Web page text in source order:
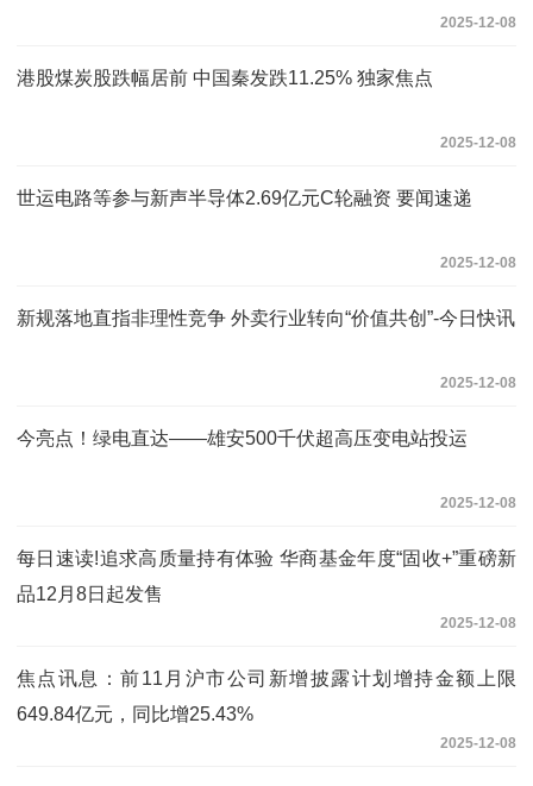
2025-12-08
港股煤炭股跌幅居前 中国秦发跌11.25% 独家焦点
2025-12-08
世运电路等参与新声半导体2.69亿元C轮融资 要闻速递
2025-12-08
新规落地直指非理性竞争 外卖行业转向“价值共创”-今日快讯
2025-12-08
今亮点！绿电直达——雄安500千伏超高压变电站投运
2025-12-08
每日速读!追求高质量持有体验 华商基金年度“固收+”重磅新
品12月8日起发售
2025-12-08
焦点讯息：前11月沪市公司新增披露计划增持金额上限
649.84亿元，同比增25.43%
2025-12-08